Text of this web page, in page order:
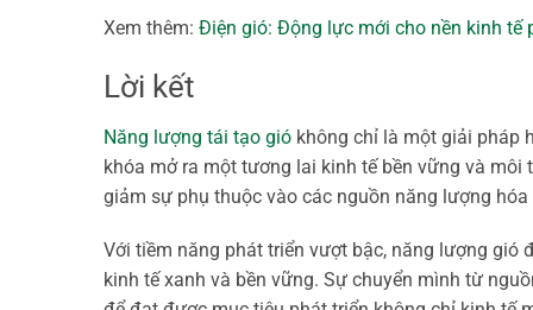
Xem thêm: Điện gió: Động lực mới cho nền kinh tế
Lời kết
Năng lượng tái tạo gió không chỉ là một giải pháp
khóa mở ra một tương lai kinh tế bền vững và
giảm sự phụ thuộc vào các nguồn năng lượng
Với tiềm năng phát triển vượt bậc, năng lượng gió
kinh tế xanh và bền vững. Sự chuyển mình từ